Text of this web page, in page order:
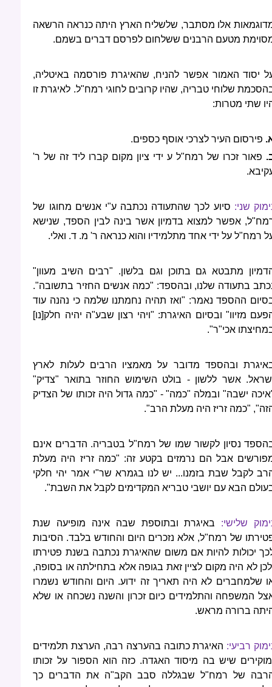
אלו מסתבר, שלשליח הארץ היתה כנראה הרשאה
מטעם הרבנים ששלחום לפרסם דברים בשמם.
יסוד האמור אפשר להניח, שהאיגרת פורסמה באיטליה,
שלוחי טבריה, שהיו קרובים לחוגי רמח"ל. לאיגרת זו
שתי מטרות:
פירסום העיר לצרכי אוסף כספים.
פאור זכרו של רמח"ל ע ידי ציון מקום קברו ליד זה של ר'
שני: סיוע לכך שהתעודה נכתבה ע"י אנשים מחוגו של
אפשר למצוא בדמיון אשר בינה לבין הספד, שנישא
רמח"ל על ידי אחד מתלמידיו והוא כנראה ר' מ. ד. ואלי.
מתבטא גם בתוכן וגם בלשון. "רבים השיב מעוון"
בתעודה שלנו, ובהספד: "כמה אנשים החזיר בתשובה".
ההספד נאמר: "ואז תהיה נחמתנו שלמה כי נהנה עוד
מזיוו" ובסיום האיגרת: "ויהי רצון שבע"ה יהיה חלק[נו]
אכי"ר".
ובהספד מדובר על מאמציו הרבים לעלות לארץ
אשר ללשון - בולט השימוש החוזר בתואר "צדיק"
ישבה" ובמלה "כמה" - "כמה גדול היה זכותו של הצדיק
"כמה זריז היה מעלת הרב".
נסיון לקשור שמו של רמח"ל בטבריה. הדברים אינם
אבל הם נרמזים בקטע זה: "כמה זריז היה מעלת
לקבל שבת בזמנו... יש לנו בגמרא שר"י אמר יהי חלקי
הבא עם יושבי טבריא המקדימים לקבל את השבת".
שלישי: באיגרת ובתוספת שבה אינה מופיעה שנת
של רמח"ל, אלא נזכרים היום והחודש בלבד. הסיבות
יכולות להיות אם משום שהאיגרת נכתבה בשנת פטירתו
לא היה מקום לציין זאת בגופה אלא בתחילתה או בסופה,
שלמחברים לא היה תאריך זה ידוע. היום והחודש נשמרו
המשפחה והתלמידים כיום זכרון והשנה נשכחה או שלא
ברורה מראש.
רביעי: האיגרת כתובה בהערצה רבה, הערצת תלמידים
שיש בה מיסוד האגדה. כזה הוא הספור על זכותו
של רמח"ל שבגללה סבב הקב"ה את הדברים כך